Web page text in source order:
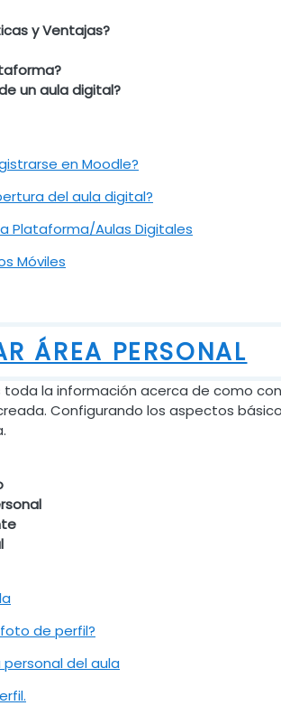
y Ventajas?
un aula digital?
en Moodle?
Archivo
del aula digital?
Archivo
Plataforma/Aulas Digitales
URL
Móviles
Archivo
ÁREA PERSONAL
la información acerca de como
Configurando los aspectos
de perfil?
Archivo
del aula
URL
Archivo